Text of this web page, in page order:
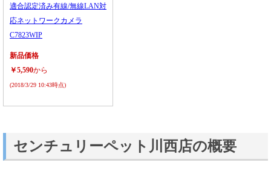
適合認定済み有線/無線LAN対
応ネットワークカメラ
C7823WIP
新品価格
￥5,590から
(2018/3/29 10:43時点)
センチュリーペット川西店の概要